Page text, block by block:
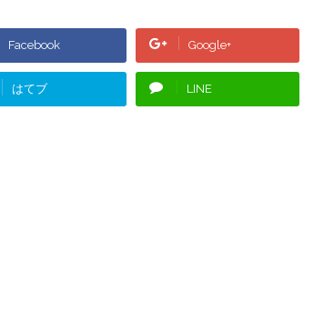
Facebook Google+
はてブ LINE